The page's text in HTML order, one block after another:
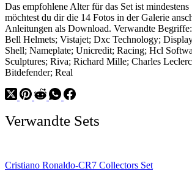
Das empfohlene Alter für das Set ist
möchtest du dir die 14 Fotos in der Galerie
Anleitungen als Download. Verwandte
Bell Helmets; Vistajet; Dxc Technology;
Shell; Nameplate; Unicredit; Racing; Hcl
Sculptures; Riva; Richard Mille; Charles
Bitdefender; Real
Verwandte Sets
Cristiano Ronaldo-CR7 Collectors Set